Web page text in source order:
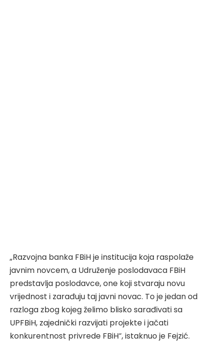
„Razvojna banka FBiH je institucija koja raspolaže
javnim novcem, a Udruženje poslodavaca FBiH
predstavlja poslodavce, one koji stvaraju novu
vrijednost i zarađuju taj javni novac. To je jedan od
razloga zbog kojeg želimo blisko sarađivati sa
UPFBiH, zajednički razvijati projekte i jačati
konkurentnost privrede FBiH“, istaknuo je Fejzić.